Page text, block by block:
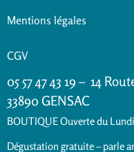
Mentions légales
CGV
05 57 47 43 19 – 14
33890 GENSAC
BOUTIQUE Ouverte du Lundi
Dégustation gratuite – parle